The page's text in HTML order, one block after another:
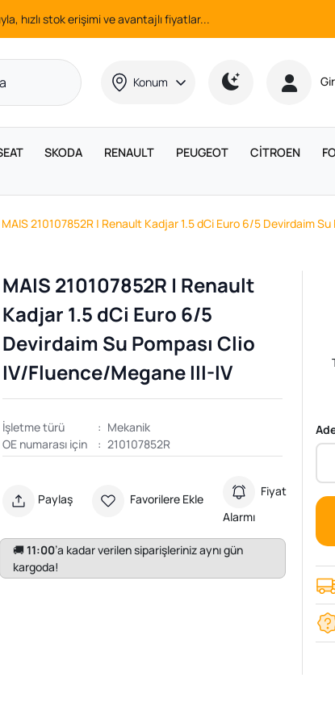
hızlı stok erişimi ve avantajlı fiyatlar...
Konum
SKODA RENAULT PEUGEOT CİTROEN
MAIS 210107852R | Renault Kadjar 1.5 dCi Euro 6/5 Devirdaim
MAIS 210107852R | Renault
Kadjar 1.5 dCi Euro 6/5
Devirdaim Su Pompası Clio
IV/Fluence/Megane III-IV
İşletme türü : Mekanik
OE numarası için
: 210107852R
Paylaş Favorilere Ekle
Fiyat
Alarmı
🚚11:00’a kadar verilen siparişleriniz aynı gün
kargoda!